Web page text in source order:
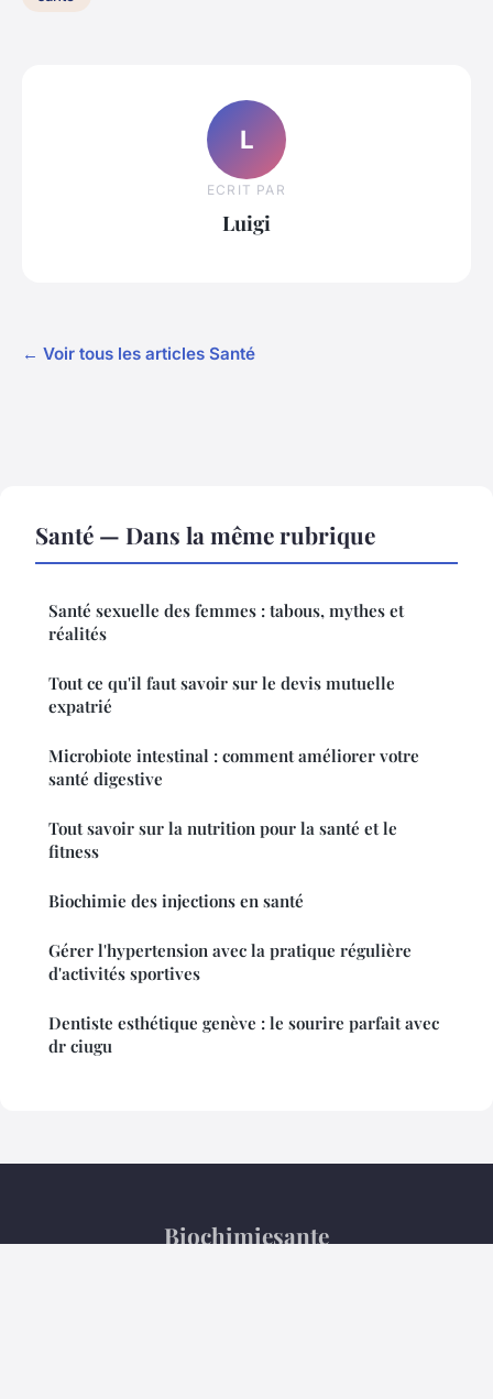
L
ECRIT PAR
Luigi
← Voir tous les articles Santé
Santé — Dans la même rubrique
Santé sexuelle des femmes : tabous, mythes et
réalités
Tout ce qu'il faut savoir sur le devis mutuelle
expatrié
Microbiote intestinal : comment améliorer votre
santé digestive
Tout savoir sur la nutrition pour la santé et le
fitness
Biochimie des injections en santé
Gérer l'hypertension avec la pratique régulière
d'activités sportives
Dentiste esthétique genève : le sourire parfait avec
dr ciugu
Biochimiesante